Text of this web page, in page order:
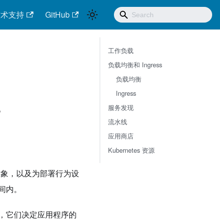
支持 GitHub
，以及为部署行为设
。
它们决定应用程序的
工作负载
负载均衡和 Ingress
负载均衡
Ingress
服务发现
流水线
应用商店
Kubernetes 资源